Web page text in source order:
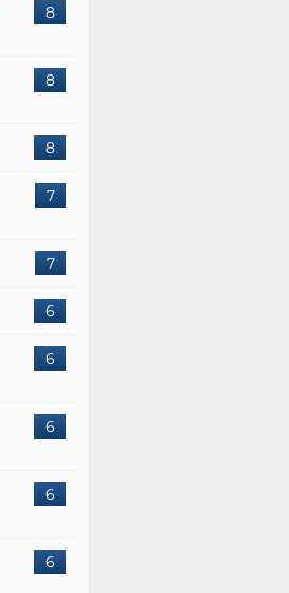
8
8
8
7
7
6
6
6
6
6